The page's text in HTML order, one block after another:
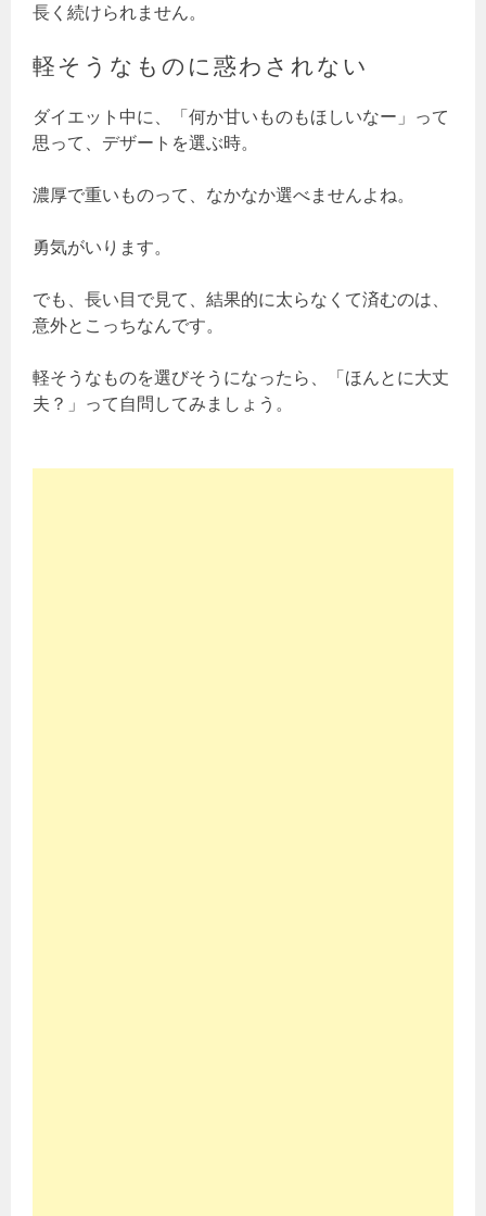
長く続けられません。
軽そうなものに惑わされない
ダイエット中に、「何か甘いものもほしいなー」って
思って、デザートを選ぶ時。
濃厚で重いものって、なかなか選べませんよね。
勇気がいります。
でも、長い目で見て、結果的に太らなくて済むのは、
意外とこっちなんです。
軽そうなものを選びそうになったら、「ほんとに大丈
夫？」って自問してみましょう。